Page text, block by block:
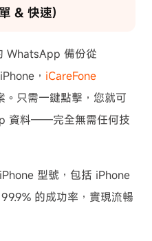
& 快速)
WhatsApp 備份從
， iCareFone
。只需一鍵點擊，您就可
資料——完全無需任何技
型號，包括 iPhone
的成功率，實現流暢